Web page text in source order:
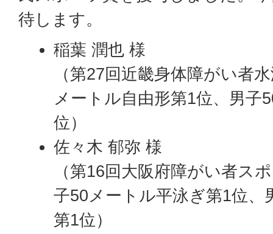
待します。
稲葉 潤也 様
（第27回近畿身体障がい者
メートル自由形第1位、男子
位）
佐々木 郁弥 様
（第16回大阪府障がい者ス
子50メートル平泳ぎ第1位、
第1位）